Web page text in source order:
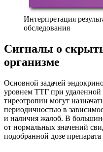
Интерпретация
обследования
Сигналы о
организме
Основной задачей
уровнем ТТГ при
тиреотропин могут
периодичностью в
и наличия жалоб. В
от нормальных значений
подобранной дозе